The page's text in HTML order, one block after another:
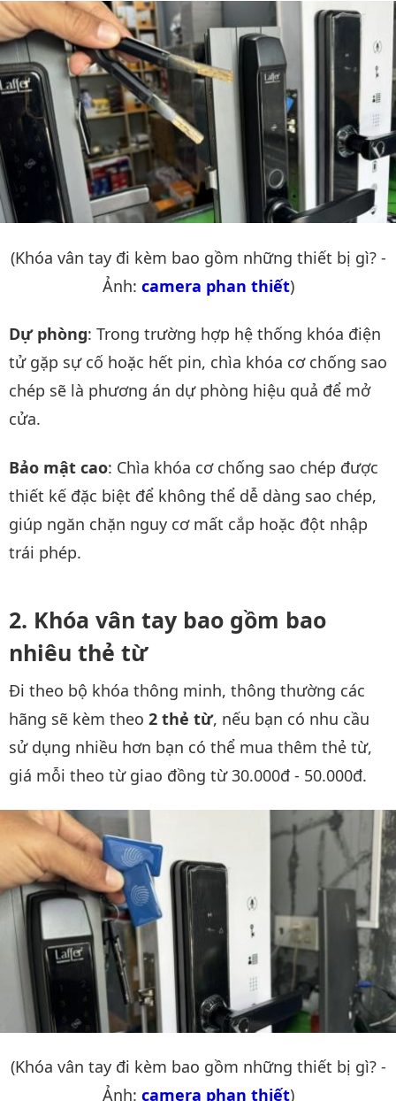
(Khóa vân tay đi kèm bao gồm những thiết bị gì? -
Ảnh: camera phan thiết)
Dự phòng: Trong trường hợp hệ thống khóa điện
tử gặp sự cố hoặc hết pin, chìa khóa cơ chống sao
chép sẽ là phương án dự phòng hiệu quả để mở
cửa.
Bảo mật cao: Chìa khóa cơ chống sao chép được
thiết kế đặc biệt để không thể dễ dàng sao chép,
giúp ngăn chặn nguy cơ mất cắp hoặc đột nhập
trái phép.
Khóa vân tay bao gồm bao
nhiêu thẻ từ
Đi theo bộ khóa thông minh, thông thường các
hãng sẽ kèm theo 2 thẻ từ, nếu bạn có nhu cầu
sử dụng nhiều hơn bạn có thể mua thêm thẻ từ,
giá mỗi theo từ giao đồng từ 30.000đ - 50.000đ.
(Khóa vân tay đi kèm bao gồm những thiết bị gì? -
Ảnh: camera phan thiết)